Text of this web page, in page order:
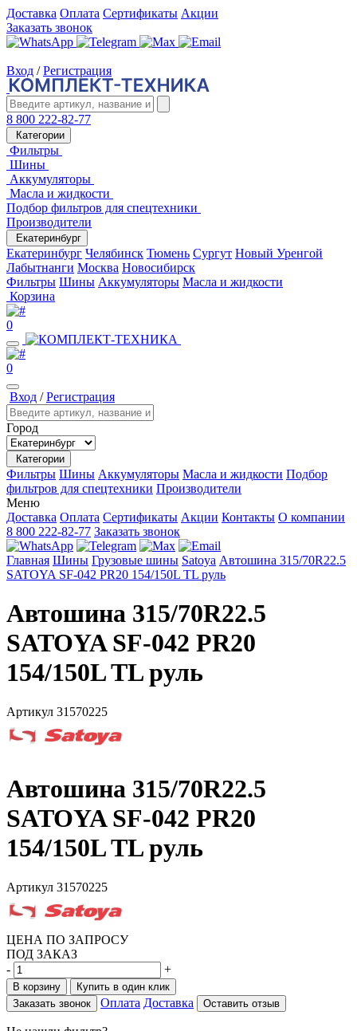
Доставка Оплата Сертификаты Акции
Заказать звонок
Вход / Регистрация
8 800 222-82-77
Категории
Фильтры
Шины
Аккумуляторы
Масла и жидкости
Подбор фильтров для спецтехники
Производители
Екатеринбург
Екатеринбург Челябинск Тюмень Сургут Новый Уренгой
Лабытнанги Москва Новосибирск
Фильтры Шины Аккумуляторы Масла и жидкости
Корзина
0
0
Вход /Регистрация
Город
Категории
Фильтры Шины Аккумуляторы Масла и жидкости Подбор
фильтров для спецтехники Производители
Меню
Доставка Оплата Сертификаты Акции Контакты О компании
8 800 222-82-77 Заказать звонок
Главная Шины Грузовые шины Satoya Автошина 315/70R22.5
SATOYA SF-042 PR20 154/150L TL руль
Автошина 315/70R22.5
SATOYA SF-042 PR20
154/150L TL руль
Артикул 31570225
Автошина 315/70R22.5
SATOYA SF-042 PR20
154/150L TL руль
Артикул 31570225
ЦЕНА ПО ЗАПРОСУ
ПОД ЗАКАЗ
-
+
В корзину
Купить в один клик
Заказать звонок
Оплата Доставка Оставить отзыв